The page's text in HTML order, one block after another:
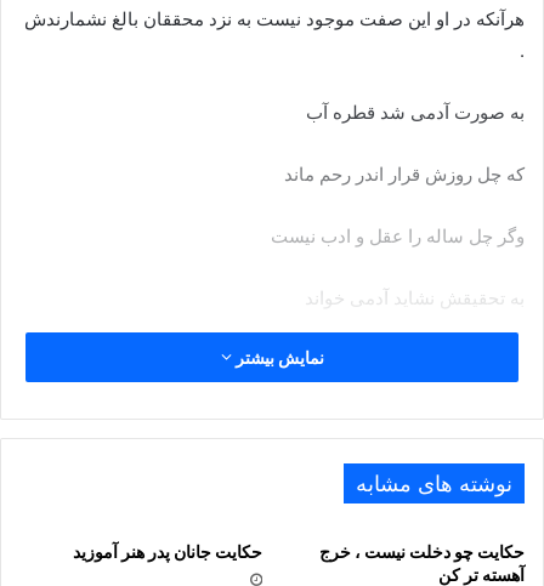
هرآنکه در او این صفت موجود نیست به نزد محققان بالغ نشمارندش
.
به صورت آدمى شد قطره آب
که چل روزش قرار اندر رحم ماند
وگر چل ساله را عقل و ادب نیست
به تحقیقش نشاید آدمى خواند
جوانمردى و لطفست آدمیت
همین نقش هیولایى مپندار
هنر باید، به صورت مى توان کرد
به ایوانها در، از شنگرف و زنگار
نمایش بیشتر
نوشته های مشابه
حکایت چو دخلت نیست ، خرج
آهسته تر کن
حکایت جانان پدر هنر آموزید